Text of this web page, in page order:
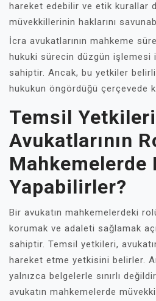
hareket edebilir ve etik kurallar
müvekkillerinin haklarını
İcra avukatlarının mahkeme
hukuki sürecin düzgün işlemesi
sahiptir. Ancak, bu yetkiler belirli
hukukun öngördüğü çerçevede
Temsil
Avukatlarının
Mahkemelerde
Yapabilirler?
Bir avukatın mahkemelerdeki
korumak ve adaleti sağlamak
sahiptir. Temsil yetkileri,
hareket etme yetkisini belirler.
yalnızca belgelerle sınırlı
avukatın mahkemelerde